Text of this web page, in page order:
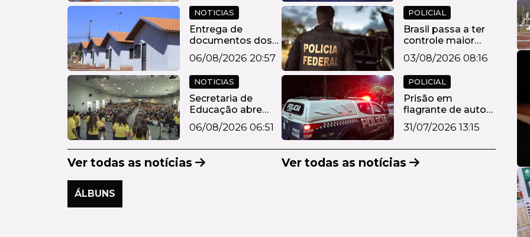
NOTICIAS
Entrega de
documentos dos
Ipês I e II começa
na...
06/08/2026 20:57
NOTICIAS
Secretaria de
Educação abre
inscrições para
19ª...
06/08/2026 06:51
Ver todas as notícias
POLICIAL
Brasil passa a ter
controle maior
sobre produto...
03/08/2026 08:16
POLICIAL
Prisão em
flagrante de autor
de feminicídio em
...
31/07/2026 13:15
Ver todas as notícias
ÁLBUNS